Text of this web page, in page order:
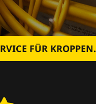
FÜR KROPPEN.